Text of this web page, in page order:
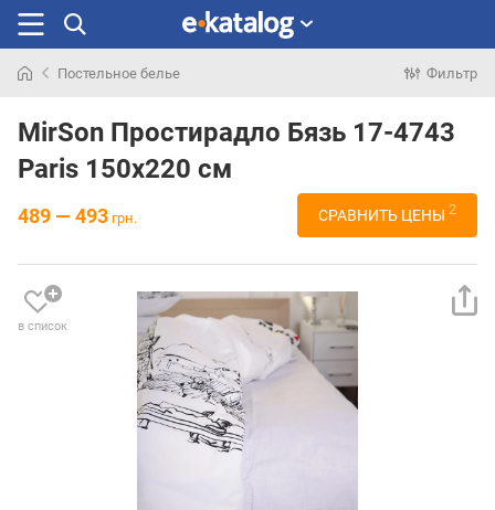
раньше
Постельное белье Фильтр
MirSon Простирадло Бязь 17-4743
Paris 150х220 см
489 — 493 грн. СРАВНИТЬ ЦЕНЫ 2
в список